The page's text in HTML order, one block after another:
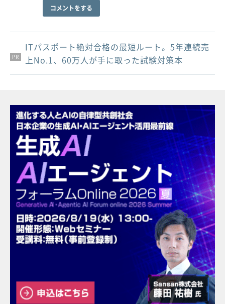
コメントをする
PR
PR
PR
ITパスポート絶対合格の最短ルート。5年連続売
上No.1、60万人が手に取った試験対策本